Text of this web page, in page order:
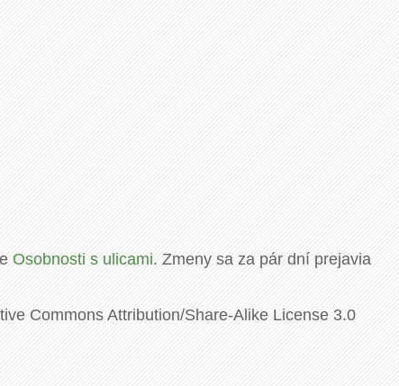
Osobnosti s ulicami. Zmeny sa za pár dní prejavia
Commons Attribution/Share-Alike License 3.0